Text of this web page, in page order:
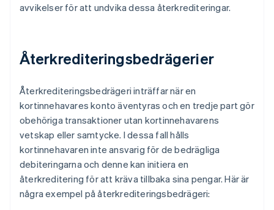
avvikelser för att undvika dessa återkrediteringar.
Återkrediteringsbedrägerier
Återkrediteringsbedrägeri inträffar när en
kortinnehavares konto äventyras och en tredje part gör
obehöriga transaktioner utan kortinnehavarens
vetskap eller samtycke. I dessa fall hålls
kortinnehavaren inte ansvarig för de bedrägliga
debiteringarna och denne kan initiera en
återkreditering för att kräva tillbaka sina pengar. Här är
några exempel på återkrediteringsbedrägeri: